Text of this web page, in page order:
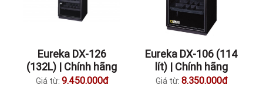
Eureka DX-126
(132L) | Chính hãng
Giá từ: 9.450.000đ
Eureka DX-106 (114
lít) | Chính hãng
Giá từ: 8.350.000đ